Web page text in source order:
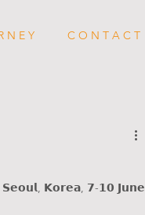
N E Y C O N T A C T
𝗦𝗲𝗼𝘂𝗹, 𝗞𝗼𝗿𝗲𝗮, 𝟳-𝟭𝟬 𝗝𝘂𝗻𝗲